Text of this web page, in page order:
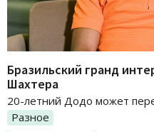
Бразильский гранд
Шахтера
20-летний Додо может
Разное